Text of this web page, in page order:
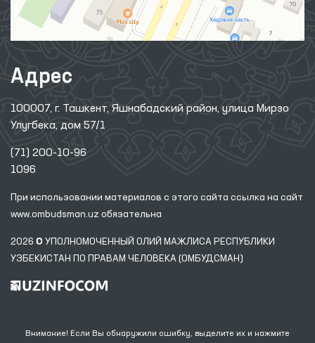
Адрес
100007, г. Ташкент, Яшнабадский район, улица Мирзо
Улугбека, дом 57/1
(71) 200-10-96
1096
При использовании материалов с этого сайта ссылка на сайт
www.ombudsman.uz обязательна
2026 © УПОЛНОМОЧЕННЫЙ ОЛИЙ МАЖЛИСА РЕСПУБЛИКИ
УЗБЕКИСТАН ПО ПРАВАМ ЧЕЛОВЕКА (ОМБУДСМАН)
Внимание! Если Вы обнаружили ошибку, выделите их и нажмите